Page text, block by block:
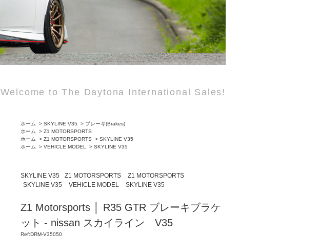
Welcome to The Daytona International Sales!
ホーム > SKYLINE V35 > ブレーキ(Brakes)
ホーム
> Z1 MOTORSPORTS
ホーム
> Z1 MOTORSPORTS > SKYLINE V35
ホーム
> VEHICLE MODEL > SKYLINE V35
SKYLINE V35 Z1 MOTORSPORTS
Z1 MOTORSPORTS
SKYLINE V35
VEHICLE MODEL SKYLINE V35
Z1 Motorsports │ R35 GTR ブレーキブラケ
ット - nissan スカイライン V35
Ref:DRM-V35050